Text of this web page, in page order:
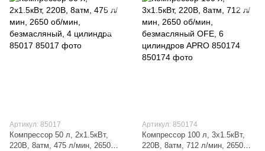
Артикул: 85017
Компрессор 50 л, 2x1.5кВт,
220В, 8атм, 475 л/мин, 2650
Артикул: 850174
Компрессор 100 л, 3x1.5кВт,
220В, 8атм, 712 л/мин, 2650